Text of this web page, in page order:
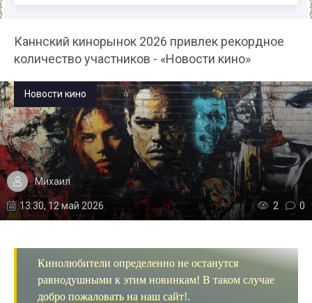
Каннский кинорынок 2026 привлек рекордное
количество участников - «Новости кино»
Новости кино
Михаил
13:30, 12 май 2026 2 0
Кинолюбители определенно не останутся
равнодушными к этим новинкам! В таком случае
добро пожаловать на наш сайт!.